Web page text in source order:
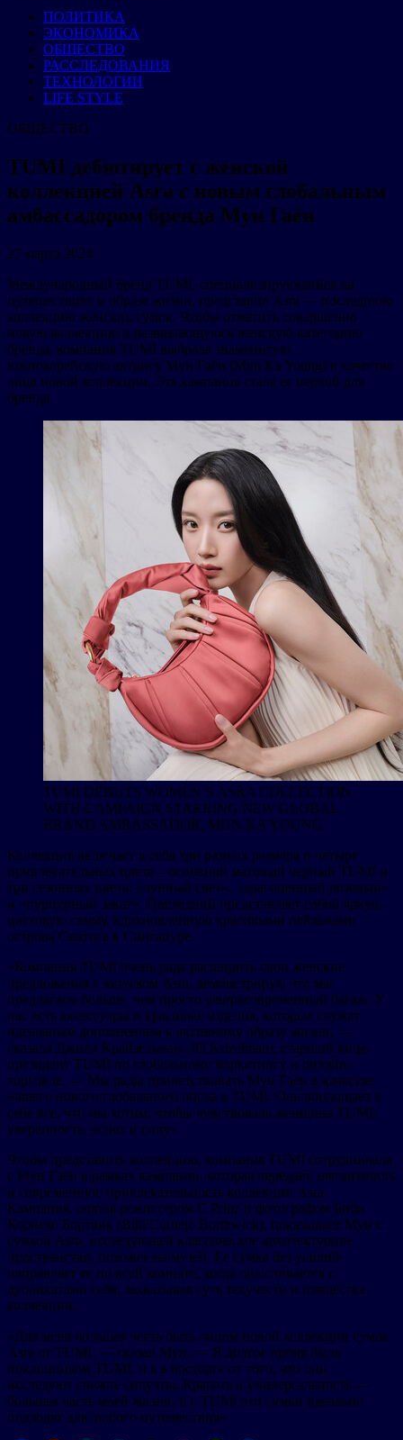
ПОЛИТИКА
ЭКОНОМИКА
ОБЩЕСТВО
РАССЛЕДОВАНИЯ
ТЕХНОЛОГИИ
LIFE STYLE
ОБЩЕСТВО
TUMI дебютирует с женской
коллекцией Asra с новым глобальным
амбассадором бренда Мун Гаён
27 марта 2024
Международный бренд TUMI, специализирующийся на
путешествиях и образе жизни, представил Asra — последнюю
коллекцию женских сумок. Чтобы отметить совершенно
новую коллекцию и развивающуюся женскую категорию
бренда, компания TUMI выбрала знаменитую
южнокорейскую актрису Мун Гаён (Mun Ka Young) в качестве
лица новой коллекции. Эта кампания стала ее первой для
бренда.
TUMI DEBUTS WOMEN’S ASRA COLLECTION
WITH CAMPAIGN STARRING NEW GLOBAL
BRAND AMBASSADOR, MUN KA YOUNG
Коллекция включает в себя три разных размера и четыре
привлекательных цвета – основной матовый черный TUMI и
три сезонных цвета: «лунный свет», «драгоценный розовый»
и «пурпурный закат». Последний представляет собой яркую
цветовую гамму, вдохновленную красивыми пейзажами
острова Сентоса в Сингапуре.
«Компания TUMI очень рада расширить свои женские
предложения с запуском Asra, демонстрируя, что мы
предлагаем больше, чем просто ультрасовременный багаж. У
нас есть аксессуары и красивые изделия, которые служат
идеальным дополнением к активному образу жизни, —
сказала Джилл Крайзельман (Jill Krizelman), старший вице-
президент TUMI по глобальному маркетингу и онлайн-
торговле. — Мы рады приветствовать Мун Гаён в качестве
нашего нового глобального посла в TUMI. Она воплощает в
себе все, что мы хотим, чтобы чувствовала женщина TUMI:
уверенность, успех и силу».
Чтобы представить коллекцию, компания TUMI сотрудничала
с Мун Гаён в рамках кампании, которая передает элегантность
и современную привлекательность коллекции Asra.
Кампания, снятая режиссером C Prinz и фотографом Биби
Корнехо Бортвик (Bibi Cornejo Borthwick), показывает Мун с
сумкой Asra, исследующей классическое архитектурное
пространство, похожее на музей. Ее сумка без усилий
направляет ее по всей комнате, когда она сливается с
дубликатами себя, захватывая суть текучести и изящества
коллекции.
«Для меня большая честь быть лицом новой коллекции сумок
Asra от TUMI, — сказал Мун. — Я долгое время была
поклонником TUMI, и я в восторге от того, что они
исследуют свежие силуэты. Красота и универсальность —
большая часть моей жизни, и с TUMI эти сумки идеально
подходят для любого путешествия».